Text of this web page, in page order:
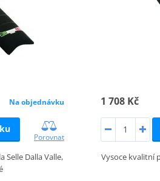
Na objednávku
Porovnat
Selle Dalla Valle,
1 708 Kč
Vysoce kvalitní